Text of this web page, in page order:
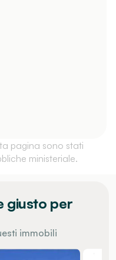
pagina sono stati
ministeriale.
giusto per
immobili